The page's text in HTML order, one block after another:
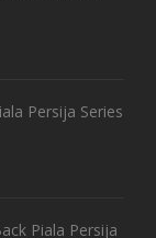
Persija Series
Piala Persija